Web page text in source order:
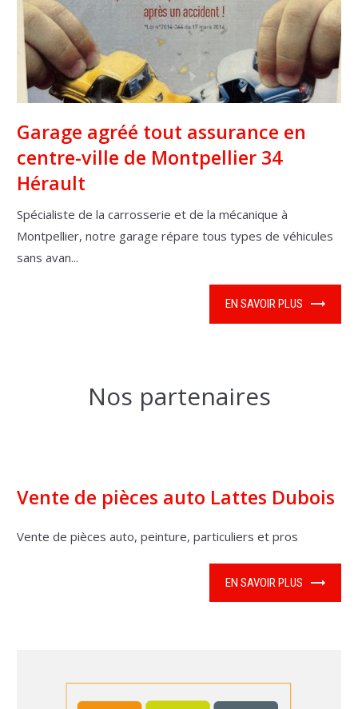
Garage agréé tout assurance en
centre-ville de Montpellier 34
Hérault
Spécialiste de la carrosserie et de la mécanique à
Montpellier, notre garage répare tous types de véhicules
sans avan...
EN SAVOIR PLUS
Nos partenaires
Vente de pièces auto Lattes Dubois
Vente de pièces auto, peinture, particuliers et pros
EN SAVOIR PLUS